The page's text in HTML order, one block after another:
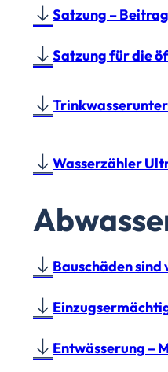
Satzung –
Satzung für die
Wasserzähler
Bauschäden
Entwässerung –